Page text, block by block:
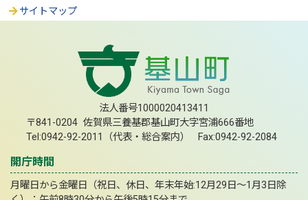
サイトマップ
法人番号1000020413411
〒841-0204 佐賀県三養基郡基山町大字宮浦666番地
Tel:0942-92-2011（代表・総合案内） Fax:0942-92-2084
開庁時間
月曜日から金曜日（祝日、休日、年末年始:12月29日～1月3日除